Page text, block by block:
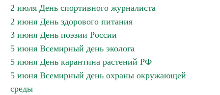
2 июля День спортивного журналиста
2 июня День здорового питания
3 июня День поэзии России
5 июня Всемирный день эколога
5 июня День карантина растений РФ
5 июня Всемирный день охраны окружающей
среды